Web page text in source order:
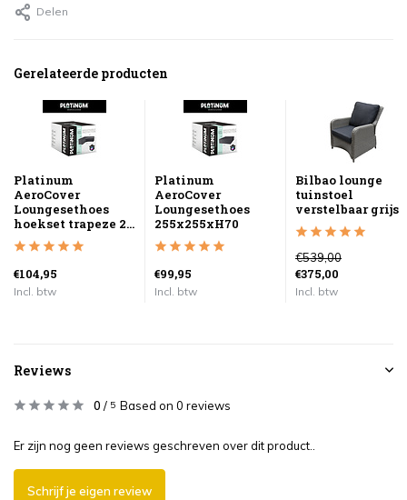
Delen
Gerelateerde producten
Platinum
AeroCover
Loungesethoes
hoekset trapeze 2...
€104,95
Incl. btw
Platinum
AeroCover
Loungesethoes
255x255xH70
€99,95
Incl. btw
Bilbao lounge
tuinstoel
verstelbaar grijs
€539,00
€375,00
Incl. btw
Reviews
0 / 5 Based on 0 reviews
Er zijn nog geen reviews geschreven over dit product..
Schrijf je eigen review